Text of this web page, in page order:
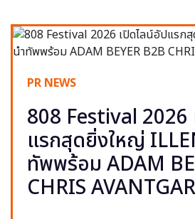
PR NEWS
808 Festival 2026
แรกสุดยิ่งใหญ่
ทัพพร้อม ADAM
CHRIS